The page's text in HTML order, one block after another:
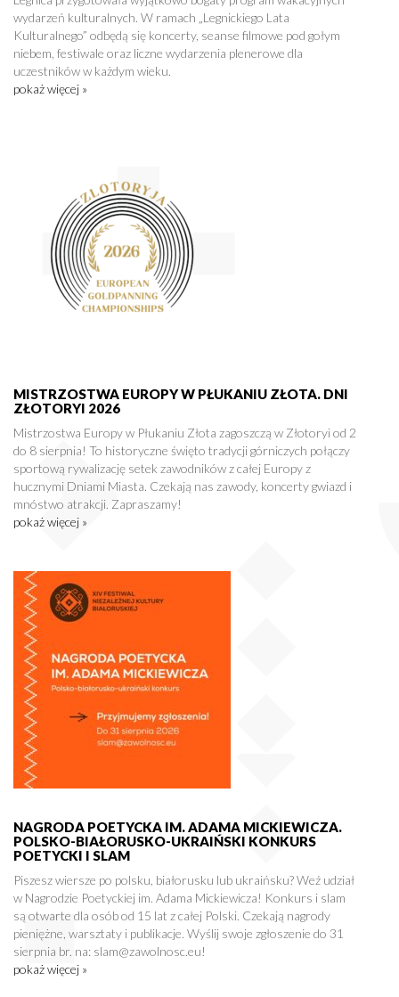
wydarzeń kulturalnych. W ramach „Legnickiego Lata
Kulturalnego” odbędą się koncerty, seanse filmowe pod gołym
niebem, festiwale oraz liczne wydarzenia plenerowe dla
uczestników w każdym wieku.
pokaż więcej »
MISTRZOSTWA EUROPY W PŁUKANIU ZŁOTA. DNI
ZŁOTORYI 2026
Mistrzostwa Europy w Płukaniu Złota zagoszczą w Złotoryi od 2
do 8 sierpnia! To historyczne święto tradycji górniczych połączy
sportową rywalizację setek zawodników z całej Europy z
hucznymi Dniami Miasta. Czekają nas zawody, koncerty gwiazd i
mnóstwo atrakcji. Zapraszamy!
pokaż więcej »
NAGRODA POETYCKA IM. ADAMA MICKIEWICZA.
POLSKO-BIAŁORUSKO-UKRAIŃSKI KONKURS
POETYCKI I SLAM
Piszesz wiersze po polsku, białorusku lub ukraińsku? Weź udział
w Nagrodzie Poetyckiej im. Adama Mickiewicza! Konkurs i slam
są otwarte dla osób od 15 lat z całej Polski. Czekają nagrody
pieniężne, warsztaty i publikacje. Wyślij swoje zgłoszenie do 31
sierpnia br. na: slam@zawolnosc.eu!
pokaż więcej »